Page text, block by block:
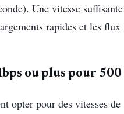
Une vitesse suffisante
rapides et les flux
ou plus pour 500
opter pour des vitesses de